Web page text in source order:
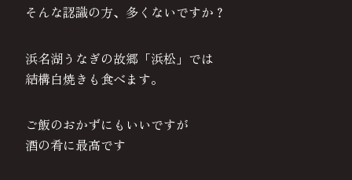
そんな認識の方、多くないですか？
浜名湖うなぎの故郷「浜松」では
結構白焼きも食べます。
ご飯のおかずにもいいですが
酒の肴に最高です